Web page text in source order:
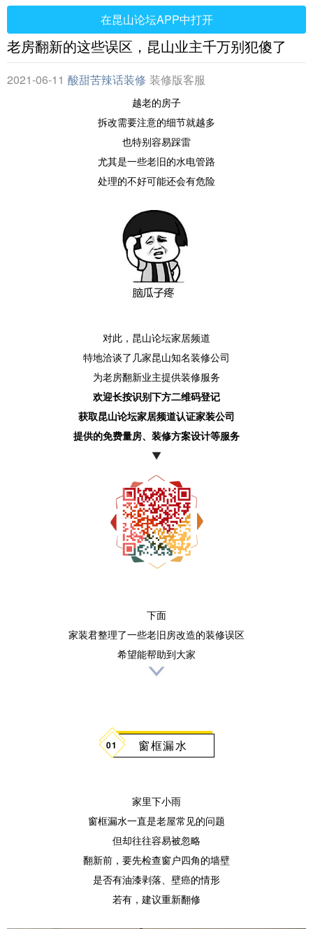
在昆山论坛APP中打开
老房翻新的这些误区，昆山业主千万别犯傻了
2021-06-11 酸甜苦辣话装修 装修版客服
越老的房子
拆改需要注意的细节就越多
也特别容易踩雷
尤其是一些老旧的水电管路
处理的不好可能还会有危险
对此，昆山论坛家居频道
特地洽谈了几家昆山知名装修公司
为老房翻新业主提供装修服务
欢迎长按识别下方二维码登记
获取昆山论坛家居频道认证家装公司
提供的免费量房、装修方案设计等服务
▼
下面
家装君整理了一些老旧房改造的装修误区
希望能帮助到大家
01 窗框漏水
家里下小雨
窗框漏水一直是老屋常见的问题
但却往往容易被忽略
翻新前，要先检查窗户四角的墙壁
是否有油漆剥落、壁癌的情形
若有，建议重新翻修